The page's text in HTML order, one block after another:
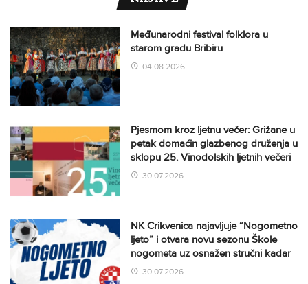
Međunarodni festival folklora u
starom gradu Bribiru
04.08.2026
Pjesmom kroz ljetnu večer: Grižane u
petak domaćin glazbenog druženja u
sklopu 25. Vinodolskih ljetnih večeri
30.07.2026
NK Crikvenica najavljuje “Nogometno
ljeto” i otvara novu sezonu Škole
nogometa uz osnažen stručni kadar
30.07.2026